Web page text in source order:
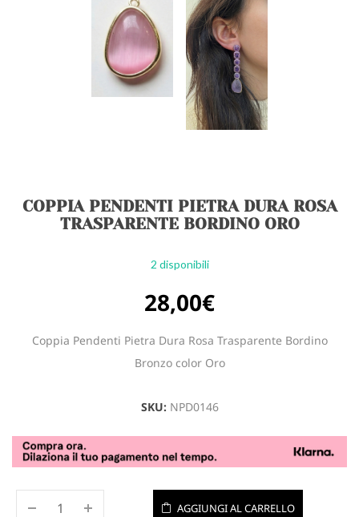
COPPIA PENDENTI PIETRA DURA ROSA
TRASPARENTE BORDINO ORO
2 disponibili
28,00€
Coppia Pendenti Pietra Dura Rosa Trasparente Bordino
Bronzo color Oro
SKU: NPD0146
AGGIUNGI AL CARRELLO